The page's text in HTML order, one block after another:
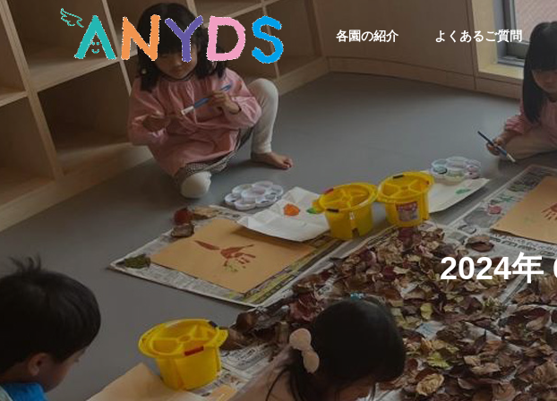
各園の紹介 よくあるご質問
2024年